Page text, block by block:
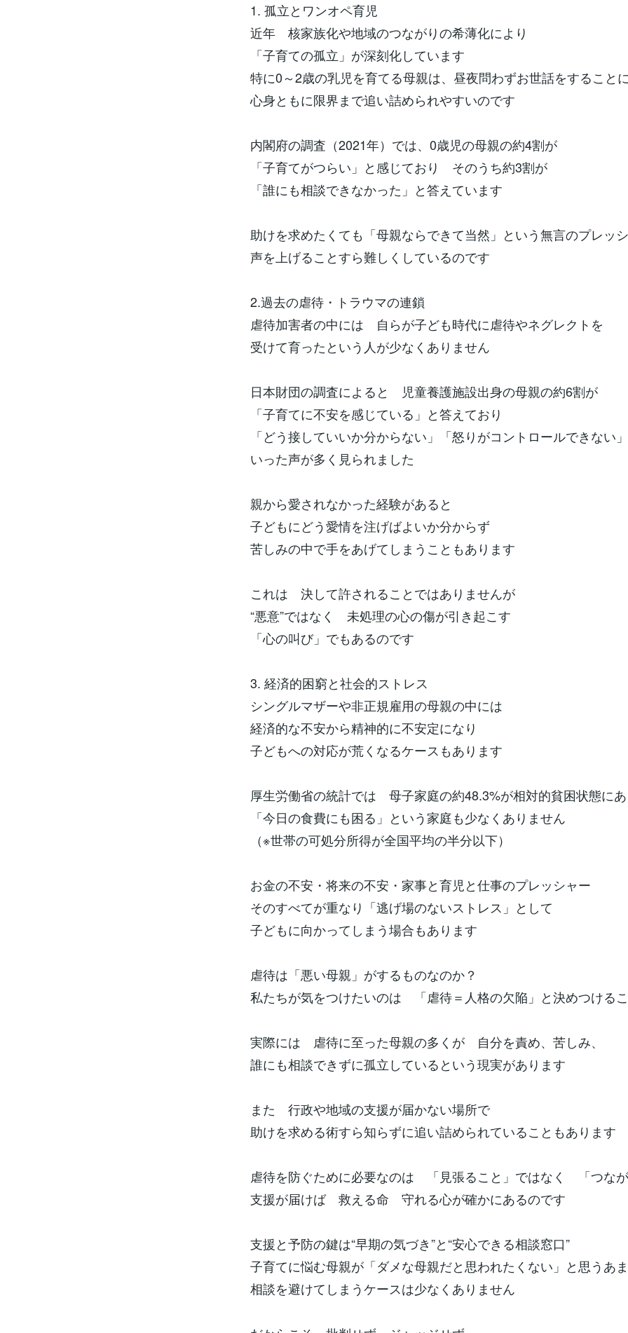
1. 孤立とワンオペ育児
近年 核家族化や地域のつながりの希薄化により
「子育ての孤立」が深刻化しています
特に0～2歳の乳児を育てる母親は、昼夜問わずお世話をすること
心身ともに限界まで追い詰められやすいのです
内閣府の調査（2021年）では、0歳児の母親の約4割が
「子育てがつらい」と感じており そのうち約3割が
「誰にも相談できなかった」と答えています
助けを求めたくても「母親ならできて当然」という無言のプレッ
声を上げることすら難しくしているのです
2.過去の虐待・トラウマの連鎖
虐待加害者の中には 自らが子ども時代に虐待やネグレクトを
受けて育ったという人が少なくありません
日本財団の調査によると 児童養護施設出身の母親の約6割が
「子育てに不安を感じている」と答えており
「どう接していいか分からない」「怒りがコントロールできない
いった声が多く見られました
親から愛されなかった経験があると
子どもにどう愛情を注げばよいか分からず
苦しみの中で手をあげてしまうこともあります
これは 決して許されることではありませんが
“悪意”ではなく 未処理の心の傷が引き起こす
「心の叫び」でもあるのです
3. 経済的困窮と社会的ストレス
シングルマザーや非正規雇用の母親の中には
経済的な不安から精神的に不安定になり
子どもへの対応が荒くなるケースもあります
厚生労働省の統計では 母子家庭の約48.3%が相対的貧困状態に
「今日の食費にも困る」という家庭も少なくありません
（※世帯の可処分所得が全国平均の半分以下）
お金の不安・将来の不安・家事と育児と仕事のプレッシャー
そのすべてが重なり「逃げ場のないストレス」として
子どもに向かってしまう場合もあります
虐待は「悪い母親」がするものなのか？
私たちが気をつけたいのは 「虐待＝人格の欠陥」と決めつける
実際には 虐待に至った母親の多くが 自分を責め、苦しみ、
誰にも相談できずに孤立しているという現実があります
また 行政や地域の支援が届かない場所で
助けを求める術すら知らずに追い詰められていることもあります
虐待を防ぐために必要なのは 「見張ること」ではなく 「つな
支援が届けば 救える命 守れる心が確かにあるのです
支援と予防の鍵は“早期の気づき”と“安心できる相談窓口”
子育てに悩む母親が「ダメな母親だと思われたくない」と思うあ
相談を避けてしまうケースは少なくありません